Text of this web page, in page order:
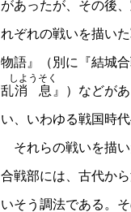
があったが、その後
れぞれの戦いを描い
物語』（別に『結城
乱消息
しようそく
』）などが
い、いわゆる戦国
それらの戦いを描い
合戦部には、古代か
いそう調法である。